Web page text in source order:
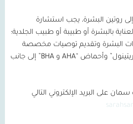
روتين البشرة، يجب استشارة
بالبشرة أو طبيبة أو طبيب الجلدية؛
البشرة وتقديم توصيات مخصصة
وأحماض “ AHA و BHA
” إلى جانب
على البريد الإلكتروني التالي